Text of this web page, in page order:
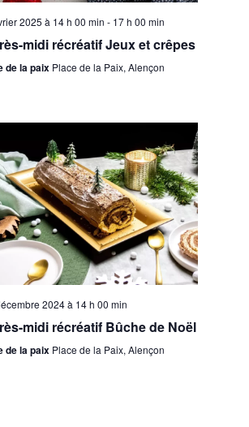
2025 à 14 h 00 min - 17 h 00 min
midi récréatif Jeux et crêpes
de la paix Place de la Paix, Alençon
2024 à 14 h 00 min
midi récréatif Bûche de Noël
de la paix Place de la Paix, Alençon